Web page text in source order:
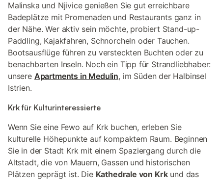
Malinska und Njivice genießen Sie gut erreichbare
Badeplätze mit Promenaden und Restaurants ganz in
der Nähe. Wer aktiv sein möchte, probiert Stand-up-
Paddling, Kajakfahren, Schnorcheln oder Tauchen.
Bootsausflüge führen zu versteckten Buchten oder zu
benachbarten Inseln. Noch ein Tipp für Strandliebhaber:
unsere Apartments in Medulin, im Süden der Halbinsel
Istrien.
Krk für Kulturinteressierte
Wenn Sie eine Fewo auf Krk buchen, erleben Sie
kulturelle Höhepunkte auf kompaktem Raum. Beginnen
Sie in der Stadt Krk mit einem Spaziergang durch die
Altstadt, die von Mauern, Gassen und historischen
Plätzen geprägt ist. Die Kathedrale von Krkund das